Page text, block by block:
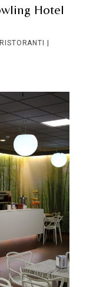
Hotel
RISTORANTI |